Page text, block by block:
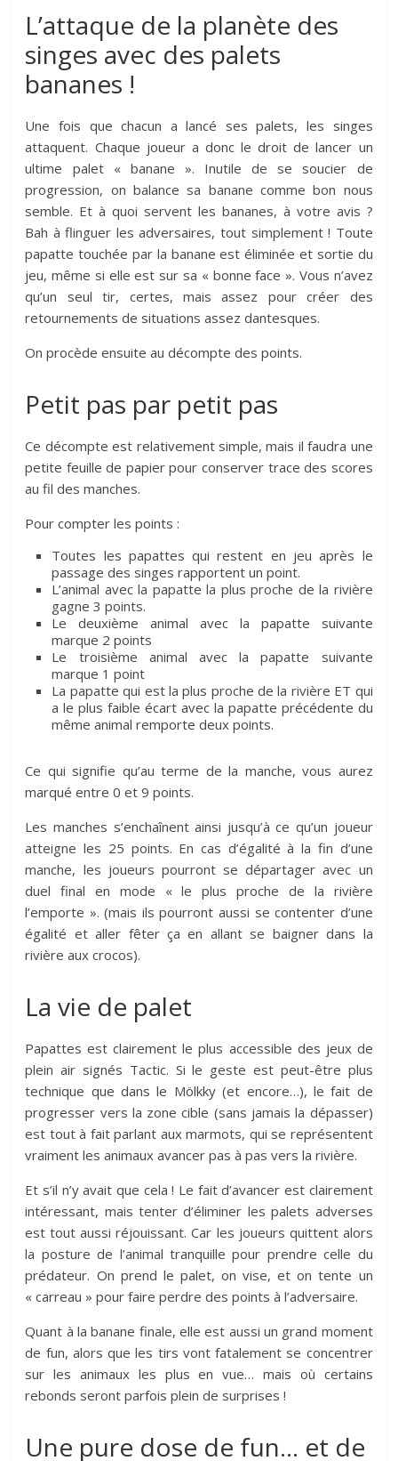
L’attaque de la planète des
singes avec des palets
bananes !
Une fois que chacun a lancé ses palets, les singes
attaquent. Chaque joueur a donc le droit de lancer un
ultime palet « banane ». Inutile de se soucier de
progression, on balance sa banane comme bon nous
semble. Et à quoi servent les bananes, à votre avis ?
Bah à flinguer les adversaires, tout simplement ! Toute
papatte touchée par la banane est éliminée et sortie du
jeu, même si elle est sur sa « bonne face ». Vous n’avez
qu’un seul tir, certes, mais assez pour créer des
retournements de situations assez dantesques.
On procède ensuite au décompte des points.
Petit pas par petit pas
Ce décompte est relativement simple, mais il faudra une
petite feuille de papier pour conserver trace des scores
au fil des manches.
Pour compter les points :
Toutes les papattes qui restent en jeu après le
passage des singes rapportent un point.
L’animal avec la papatte la plus proche de la rivière
gagne 3 points.
Le deuxième animal avec la papatte suivante
marque 2 points
Le troisième animal avec la papatte suivante
marque 1 point
La papatte qui est la plus proche de la rivière ET qui
a le plus faible écart avec la papatte précédente du
même animal remporte deux points.
Ce qui signifie qu’au terme de la manche, vous aurez
marqué entre 0 et 9 points.
Les manches s’enchaînent ainsi jusqu’à ce qu’un joueur
atteigne les 25 points. En cas d’égalité à la fin d’une
manche, les joueurs pourront se départager avec un
duel final en mode « le plus proche de la rivière
l’emporte ». (mais ils pourront aussi se contenter d’une
égalité et aller fêter ça en allant se baigner dans la
rivière aux crocos).
La vie de palet
Papattes est clairement le plus accessible des jeux de
plein air signés Tactic. Si le geste est peut-être plus
technique que dans le Mölkky (et encore…), le fait de
progresser vers la zone cible (sans jamais la dépasser)
est tout à fait parlant aux marmots, qui se représentent
vraiment les animaux avancer pas à pas vers la rivière.
Et s’il n’y avait que cela ! Le fait d’avancer est clairement
intéressant, mais tenter d’éliminer les palets adverses
est tout aussi réjouissant. Car les joueurs quittent alors
la posture de l’animal tranquille pour prendre celle du
prédateur. On prend le palet, on vise, et on tente un
« carreau » pour faire perdre des points à l’adversaire.
Quant à la banane finale, elle est aussi un grand moment
de fun, alors que les tirs vont fatalement se concentrer
sur les animaux les plus en vue… mais où certains
rebonds seront parfois plein de surprises !
Une pure dose de fun… et de